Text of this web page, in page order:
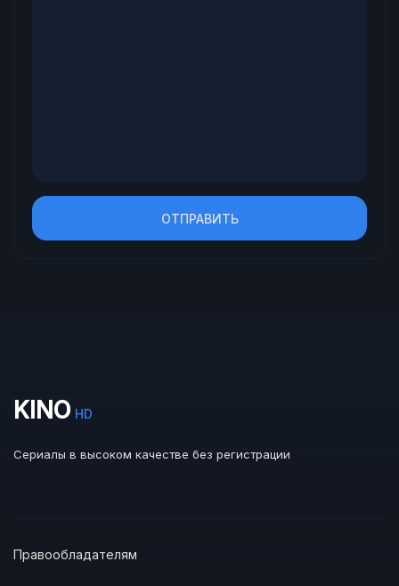
ОТПРАВИТЬ
KINO HD
Сериалы в высоком качестве без регистрации
Правообладателям